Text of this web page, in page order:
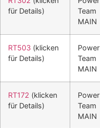
für Details)
Team
MAIN
RT503 (klicken
für Details)
Power
Team
MAIN
RT172 (klicken
für Details)
Power
Team
MAIN